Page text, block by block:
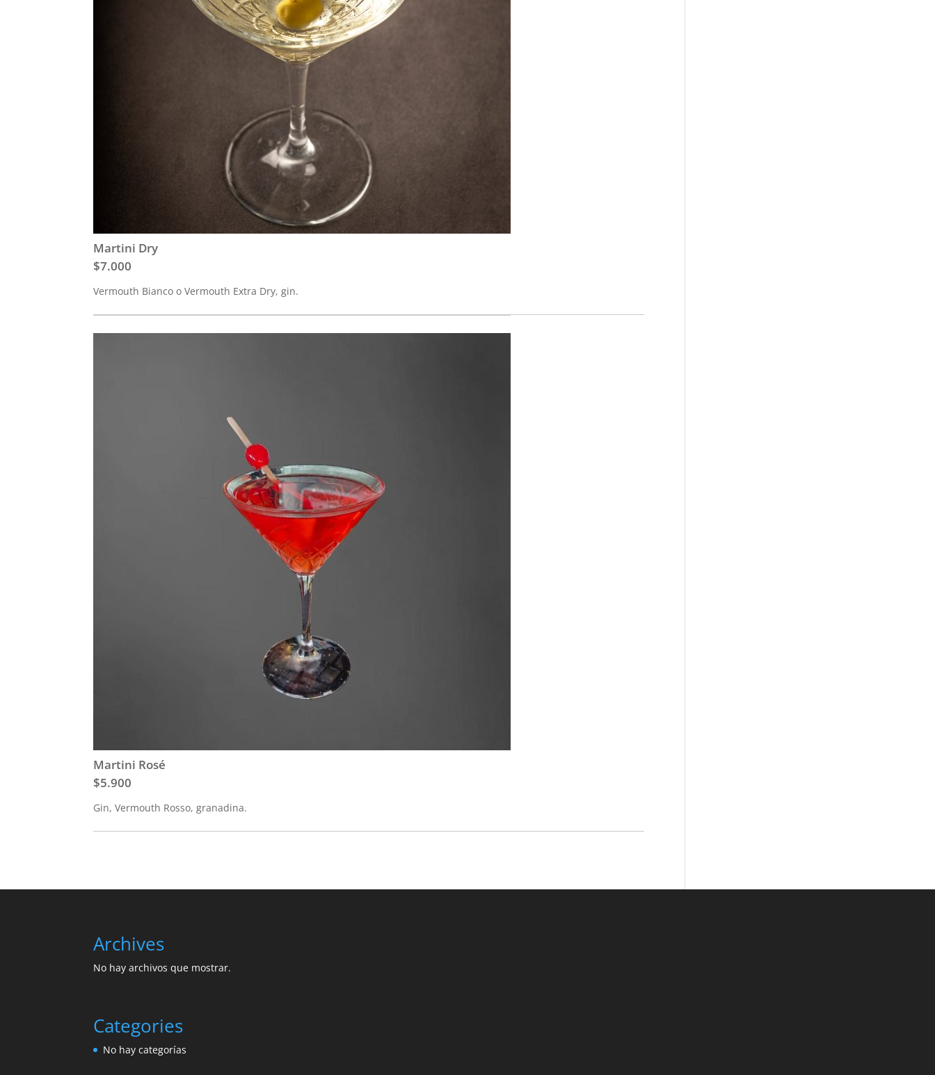
Martini Dry
$7.000
Vermouth Bianco o Vermouth Extra Dry, gin.
Martini Rosé
$5.900
Gin, Vermouth Rosso, granadina.
Archives
No hay archivos que mostrar.
Categories
No hay categorías